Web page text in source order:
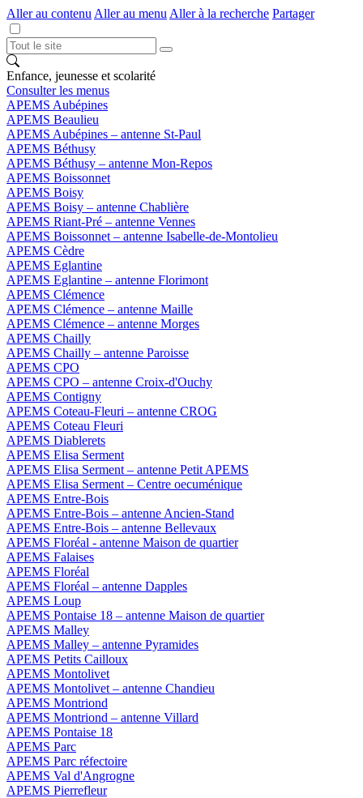
Aller au contenu Aller au menu Aller à la recherche Partager
Enfance, jeunesse et scolarité
Consulter les menus
APEMS Aubépines
APEMS Beaulieu
APEMS Aubépines – antenne St-Paul
APEMS Béthusy
APEMS Béthusy – antenne Mon-Repos
APEMS Boissonnet
APEMS Boisy
APEMS Boisy – antenne Chablière
APEMS Riant-Pré – antenne Vennes
APEMS Boissonnet – antenne Isabelle-de-Montolieu
APEMS Cèdre
APEMS Eglantine
APEMS Eglantine – antenne Florimont
APEMS Clémence
APEMS Clémence – antenne Maille
APEMS Clémence – antenne Morges
APEMS Chailly
APEMS Chailly – antenne Paroisse
APEMS CPO
APEMS CPO – antenne Croix-d'Ouchy
APEMS Contigny
APEMS Coteau-Fleuri – antenne CROG
APEMS Coteau Fleuri
APEMS Diablerets
APEMS Elisa Serment
APEMS Elisa Serment – antenne Petit APEMS
APEMS Elisa Serment – Centre oecuménique
APEMS Entre-Bois
APEMS Entre-Bois – antenne Ancien-Stand
APEMS Entre-Bois – antenne Bellevaux
APEMS Floréal - antenne Maison de quartier
APEMS Falaises
APEMS Floréal
APEMS Floréal – antenne Dapples
APEMS Loup
APEMS Pontaise 18 – antenne Maison de quartier
APEMS Malley
APEMS Malley – antenne Pyramides
APEMS Petits Cailloux
APEMS Montolivet
APEMS Montolivet – antenne Chandieu
APEMS Montriond
APEMS Montriond – antenne Villard
APEMS Pontaise 18
APEMS Parc
APEMS Parc réfectoire
APEMS Val d'Angrogne
APEMS Pierrefleur